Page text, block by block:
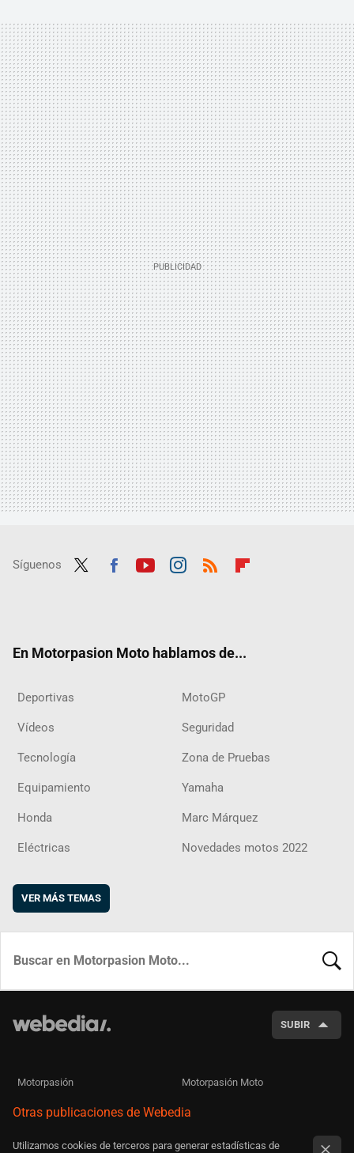
Síguenos
En Motorpasion Moto hablamos de...
Deportivas MotoGP
Vídeos Seguridad
Tecnología Zona de Pruebas
Equipamiento Yamaha
Honda Marc Márquez
Eléctricas Novedades motos 2022
VER MÁS TEMAS
SUBIR
Motorpasión Motorpasión Moto
Otras publicaciones de Webedia
Utilizamos cookies de terceros para generar estadísticas de